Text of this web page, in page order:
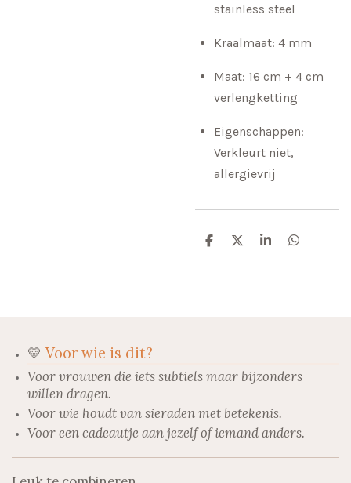
stainless steel
Kraalmaat: 4 mm
Maat: 16 cm + 4 cm
verlengketting
Eigenschappen:
Verkleurt niet,
allergievrij
D
D
S
D
💛 Voor wie is dit?
Voor vrouwen die iets subtiels maar bijzonders
willen dragen.
Voor wie houdt van sieraden met betekenis.
Voor een cadeautje aan jezelf of iemand anders.